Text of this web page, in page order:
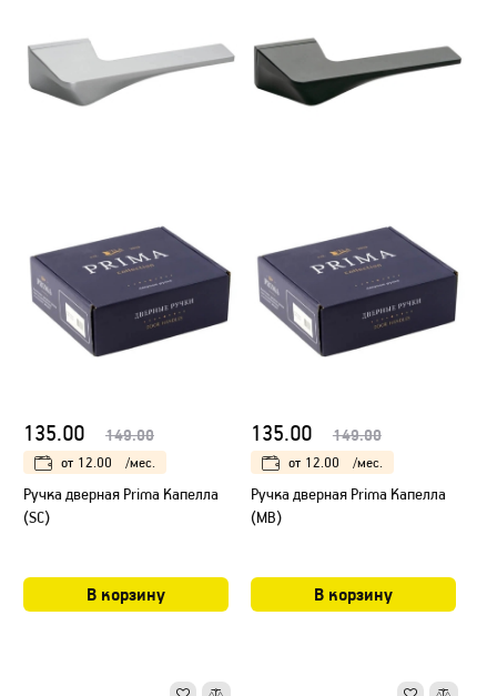
135.00 149.00
от 12.00 /мес.
Ручка дверная Prima Капелла
(SC)
В корзину
135.00 149.00
от 12.00 /мес.
Ручка дверная Prima Капелла
(МB)
В корзину